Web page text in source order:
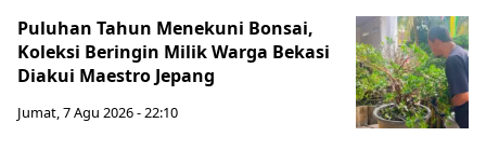
Puluhan Tahun Menekuni Bonsai,
Koleksi Beringin Milik Warga Bekasi
Diakui Maestro Jepang
Jumat, 7 Agu 2026 - 22:10